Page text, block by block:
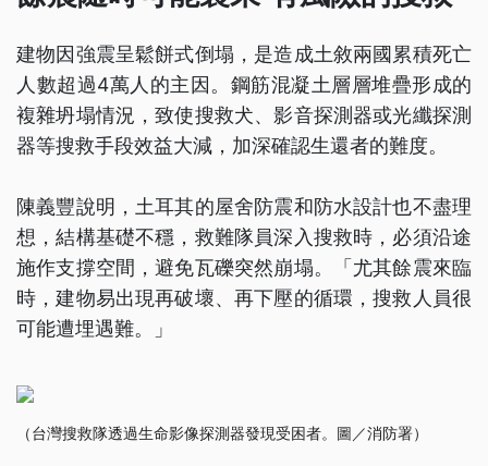
建物因強震呈鬆餅式倒塌，是造成土敘兩國累積死亡
人數超過4萬人的主因。鋼筋混凝土層層堆疊形成的
複雜坍塌情況，致使搜救犬、影音探測器或光纖探測
器等搜救手段效益大減，加深確認生還者的難度。
陳義豐說明，土耳其的屋舍防震和防水設計也不盡理
想，結構基礎不穩，救難隊員深入搜救時，必須沿途
施作支撐空間，避免瓦礫突然崩塌。「尤其餘震來臨
時，建物易出現再破壞、再下壓的循環，搜救人員很
可能遭埋遇難。」
（台灣搜救隊透過生命影像探測器發現受困者。圖／消防署）